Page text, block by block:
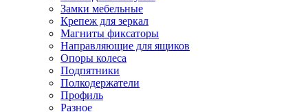
Замки мебельные
Крепеж для зеркал
Магниты фиксаторы
Направляющие для ящиков
Опоры колеса
Подпятники
Полкодержатели
Профиль
Разное